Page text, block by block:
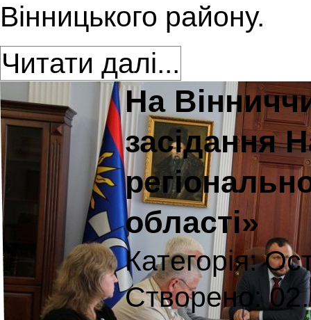
Вінницького району.
Читати далі...
На
засідання
області»
Категорія:
Створено: